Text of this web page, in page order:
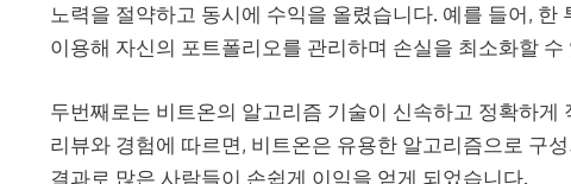
노력을 절약하고 동시에 수익을 올렸습니다. 예를 들어,
이용해 자신의 포트폴리오를 관리하며 손실을 최소화할 수
두번째로는 비트온의 알고리즘 기술이 신속하고 정확하
리뷰와 경험에 따르면, 비트온은 유용한 알고리즘으로 구
결과로 많은 사람들이 손쉽게 이익을 얻게 되었습니다.